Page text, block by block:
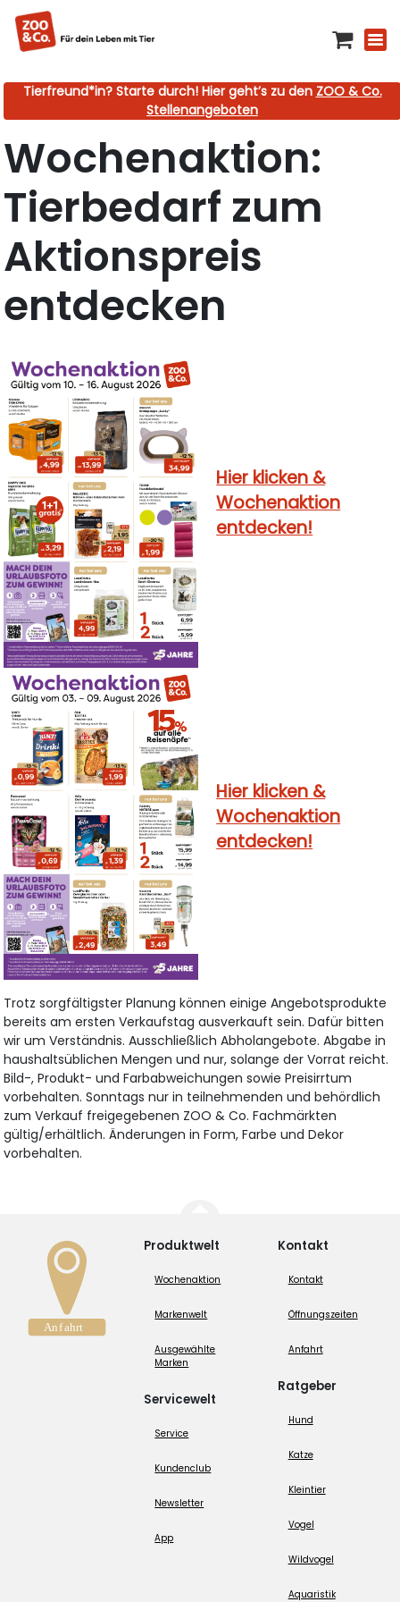
Tierfreund*in? Starte durch! Hier geht’s zu den ZOO & Co.
Stellenangeboten
Wochenaktion:
Tierbedarf zum
Aktionspreis
entdecken
Hier klicken &
Wochenaktion
entdecken!
Hier klicken &
Wochenaktion
entdecken!
Trotz sorgfältigster Planung können einige Angebotsprodukte
bereits am ersten Verkaufstag ausverkauft sein. Dafür bitten
wir um Verständnis. Ausschließlich Abholangebote. Abgabe in
haushaltsüblichen Mengen und nur, solange der Vorrat reicht.
Bild-, Produkt- und Farbabweichungen sowie Preisirrtum
vorbehalten. Sonntags nur in teilnehmenden und behördlich
zum Verkauf freigegebenen ZOO & Co. Fachmärkten
gültig/erhältlich. Änderungen in Form, Farbe und Dekor
vorbehalten.
Produktwelt
Wochenaktion
Markenwelt
Ausgewählte
Marken
Servicewelt
Service
Kundenclub
Newsletter
App
Kontakt
Kontakt
Öffnungszeiten
Anfahrt
Ratgeber
Hund
Katze
Kleintier
Vogel
Wildvogel
Aquaristik